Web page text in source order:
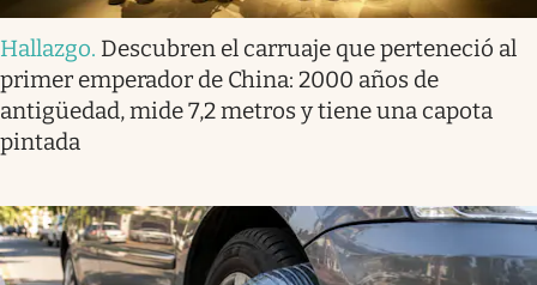
Hallazgo. Descubren el carruaje que perteneció al
primer emperador de China: 2000 años de
antigüedad, mide 7,2 metros y tiene una capota
pintada